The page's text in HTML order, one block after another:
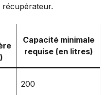
récupérateur.
Capacité minimale
requise (en litres)
200